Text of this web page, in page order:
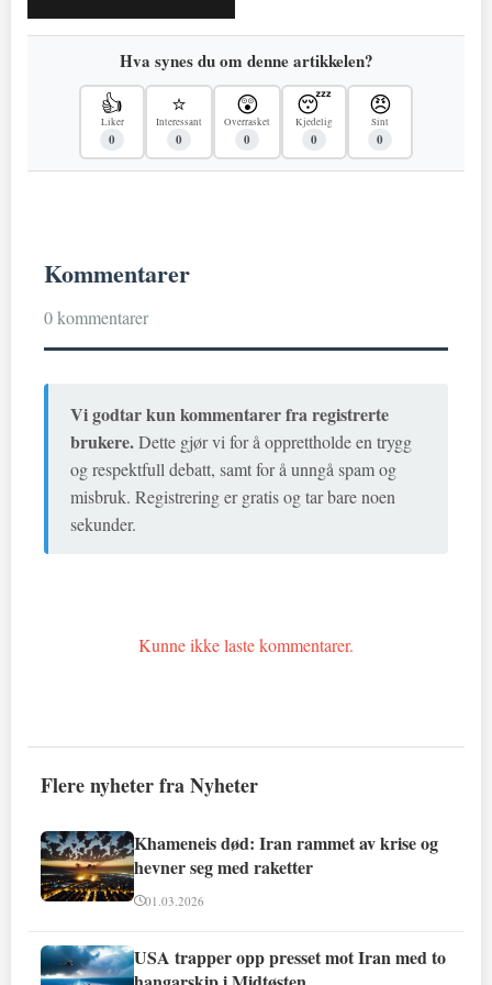
Hva synes du om denne artikkelen?
👍
Liker
0
⭐
Interessant
0
😲
Overrasket
0
😴
Kjedelig
0
😠
Sint
0
Kommentarer
0 kommentarer
Vi godtar kun kommentarer fra registrerte
brukere.Dette gjør vi for å opprettholde en trygg
og respektfull debatt, samt for å unngå spam og
misbruk. Registrering er gratis og tar bare noen
sekunder.
Kunne ikke laste kommentarer.
Flere nyheter fra Nyheter
Khameneis død: Iran rammet av krise og
hevner seg med raketter
01.03.2026
USA trapper opp presset mot Iran med to